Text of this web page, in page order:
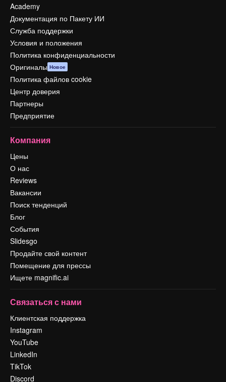
Academy
Документация по Пакету ИИ
Служба поддержки
Условия и положения
Политика конфиденциальности
Оригиналы Новое
Политика файлов cookie
Центр доверия
Партнеры
Предприятие
Компания
Цены
О нас
Reviews
Вакансии
Поиск тенденций
Блог
События
Slidesgo
Продайте свой контент
Помещение для прессы
Ищете magnific.ai
Связаться с нами
Клиентская поддержка
Instagram
YouTube
LinkedIn
TikTok
Discord